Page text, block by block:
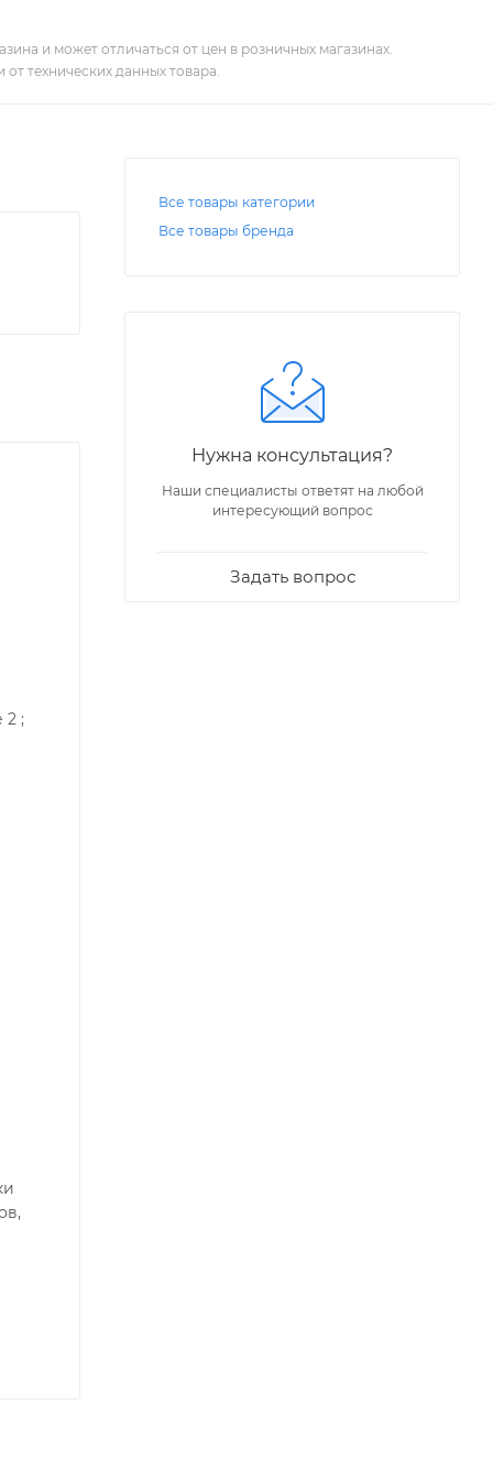
и может отличаться от цен в розничных магазинах.
технических данных товара.
2 ;
Все товары категории
Все товары бренда
Нужна консультация?
Наши специалисты ответят на любой
интересующий вопрос
Задать вопрос